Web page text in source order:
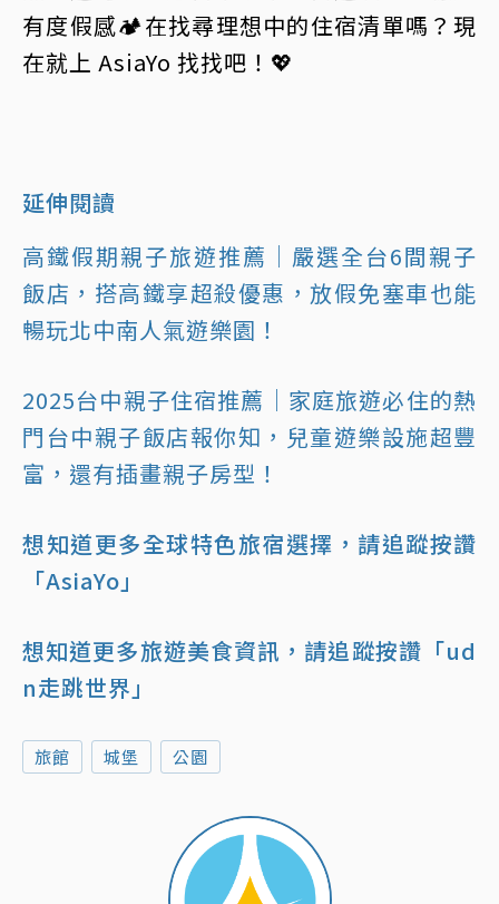
有度假感🏕️在找尋理想中的住宿清單嗎？現
在就上 AsiaYo 找找吧！💖
延伸閱讀
高鐵假期親子旅遊推薦｜嚴選全台6間親子
飯店，搭高鐵享超殺優惠，放假免塞車也能
暢玩北中南人氣遊樂園！
2025台中親子住宿推薦｜家庭旅遊必住的熱
門台中親子飯店報你知，兒童遊樂設施超豐
富，還有插畫親子房型！
想知道更多全球特色旅宿選擇，請追蹤按讚
「AsiaYo」
想知道更多旅遊美食資訊，請追蹤按讚「ud
n走跳世界」
旅館 城堡 公園